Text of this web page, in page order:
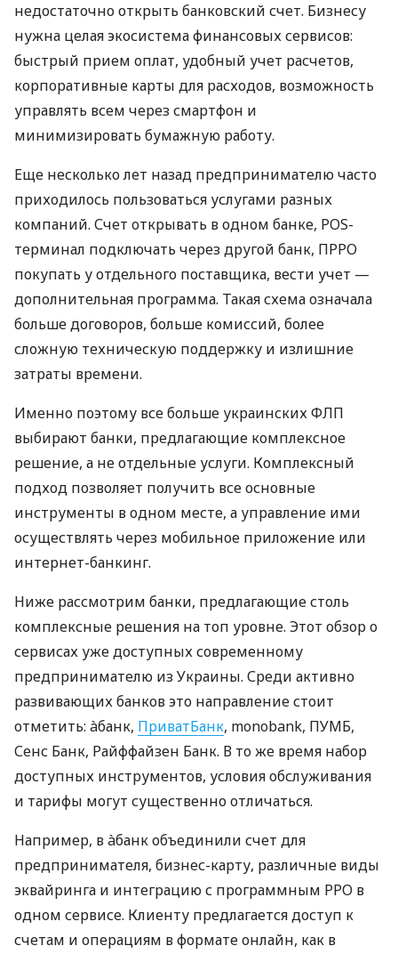
недостаточно открыть банковский счет. Бизнесу
нужна целая экосистема финансовых сервисов:
быстрый прием оплат, удобный учет расчетов,
корпоративные карты для расходов, возможность
управлять всем через смартфон и
минимизировать бумажную работу.
Еще несколько лет назад предпринимателю часто
приходилось пользоваться услугами разных
компаний. Счет открывать в одном банке, POS-
терминал подключать через другой банк, ПРРО
покупать у отдельного поставщика, вести учет —
дополнительная программа. Такая схема означала
больше договоров, больше комиссий, более
сложную техническую поддержку и излишние
затраты времени.
Именно поэтому все больше украинских ФЛП
выбирают банки, предлагающие комплексное
решение, а не отдельные услуги. Комплексный
подход позволяет получить все основные
инструменты в одном месте, а управление ими
осуществлять через мобильное приложение или
интернет-банкинг.
Ниже рассмотрим банки, предлагающие столь
комплексные решения на топ уровне. Этот обзор о
сервисах уже доступных современному
предпринимателю из Украины. Среди активно
развивающих банков это направление стоит
отметить: àбанк, ПриватБанк, monobank, ПУМБ,
Сенс Банк, Райффайзен Банк. В то же время набор
доступных инструментов, условия обслуживания
и тарифы могут существенно отличаться.
Например, в àбанк объединили счет для
предпринимателя, бизнес-карту, различные виды
эквайринга и интеграцию с программным РРО в
одном сервисе. Клиенту предлагается доступ к
счетам и операциям в формате онлайн, как в